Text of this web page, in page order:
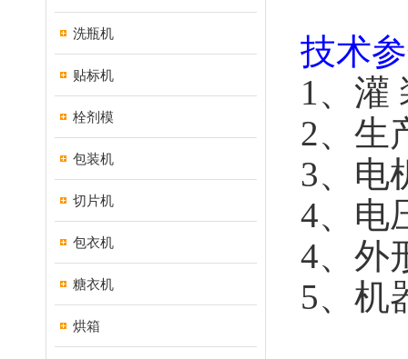
洗瓶机
贴标机
栓剂模
包装机
切片机
包衣机
糖衣机
烘箱
技术
1、
2、
3、
4、电
4、外
5、